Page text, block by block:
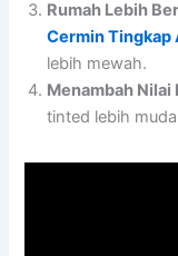
Rumah Lebih
Cermin Tingkap
lebih mewah.
Menambah Nilai
tinted lebih